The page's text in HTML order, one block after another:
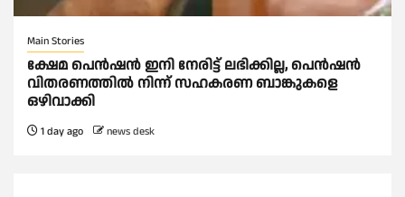
Main Stories
ക്ഷേമ പെൻഷൻ ഇനി നേരിട്ട് ലഭിക്കില്ല, പെൻഷൻ
വിതരണത്തില്‍ നിന്ന് സഹകരണ ബാങ്കുകളെ
ഒഴിവാക്കി
1 day ago news desk